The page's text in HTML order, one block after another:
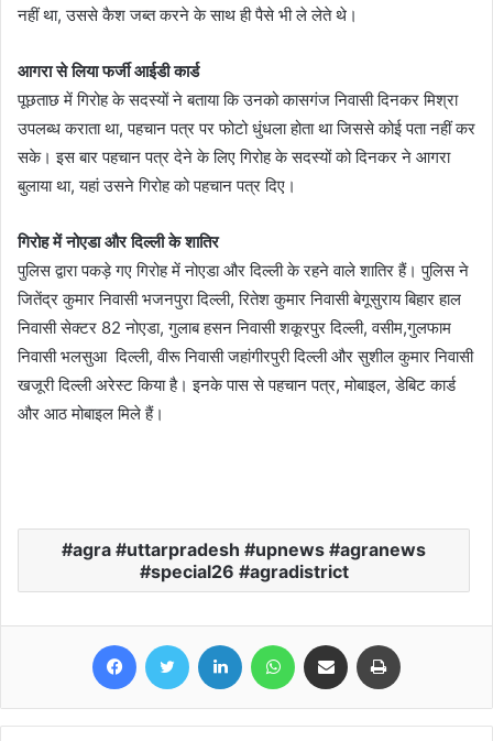
नहीं था, उससे कैश जब्त करने के साथ ही पैसे भी ले लेते थे।
आगरा से लिया फर्जी आईडी कार्ड
पूछताछ में गिरोह के सदस्यों ने बताया कि उनको कासगंज निवासी दिनकर मिश्रा
उपलब्ध कराता था, पहचान पत्र पर फोटो धुंधला होता था जिससे कोई पता नहीं कर
सके। इस बार पहचान पत्र देने के लिए गिरोह के सदस्यों को दिनकर ने आगरा
बुलाया था, यहां उसने गिरोह को पहचान पत्र दिए।
गिरोह में नोएडा और दिल्ली के शातिर
पुलिस द्वारा पकड़े गए गिरोह में नोएडा और दिल्ली के रहने वाले शातिर हैं। पुलिस ने
जितेंद्र कुमार निवासी भजनपुरा दिल्ली, रितेश कुमार निवासी बेगूसुराय बिहार हाल
निवासी सेक्टर 82 नोएडा, गुलाब हसन निवासी शकूरपुर दिल्ली, वसीम,गुलफाम
निवासी भलसुआ दिल्ली, वीरू निवासी जहांगीरपुरी दिल्ली और सुशील कुमार निवासी
खजूरी दिल्ली अरेस्ट किया है। इनके पास से पहचान पत्र, मोबाइल, डेबिट कार्ड
और आठ मोबाइल मिले हैं।
agra #uttarpradesh #upnews #agranews
#special26 #agradistrict
FacebookTwitter LinkedIn WhatsAppShare via Email